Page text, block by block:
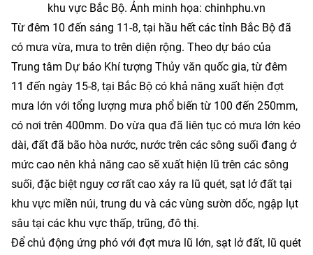
khu vực Bắc Bộ. Ảnh minh họa: chinhphu.vn
Từ đêm 10 đến sáng 11-8, tại hầu hết các tỉnh Bắc Bộ đã
có mưa vừa, mưa to trên diện rộng. Theo dự báo của
Trung tâm Dự báo Khí tượng Thủy văn quốc gia, từ đêm
11 đến ngày 15-8, tại Bắc Bộ có khả năng xuất hiện đợt
mưa lớn với tổng lượng mưa phổ biến từ 100 đến 250mm,
có nơi trên 400mm. Do vừa qua đã liên tục có mưa lớn kéo
dài, đất đã bão hòa nước, nước trên các sông suối đang ở
mức cao nên khả năng cao sẽ xuất hiện lũ trên các sông
suối, đặc biệt nguy cơ rất cao xảy ra lũ quét, sạt lở đất tại
khu vực miền núi, trung du và các vùng sườn dốc, ngập lụt
sâu tại các khu vực thấp, trũng, đô thị.
Để chủ động ứng phó với đợt mưa lũ lớn, sạt lở đất, lũ quét